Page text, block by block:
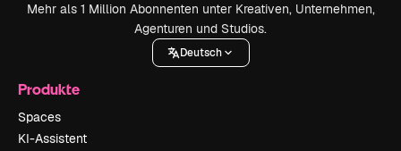
Mehr als 1 Million Abonnenten unter Kreativen, Unternehmen,
Agenturen und Studios.
Deutsch
Produkte
Spaces
KI-Assistent